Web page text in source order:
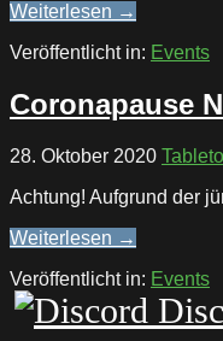
Weiterlesen →
Veröffentlicht in: Events
Coronapause
28. Oktober 2020
Achtung! Aufgrund der
Weiterlesen →
Veröffentlicht in: Events